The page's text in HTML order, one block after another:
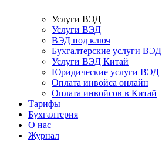
Услуги ВЭД
Услуги ВЭД
ВЭД под ключ
Бухгалтерские услуги ВЭД
Услуги ВЭД Китай
Юридические услуги ВЭД
Оплата инвойса онлайн
Оплата инвойсов в Китай
Тарифы
Бухгалтерия
О нас
Журнал